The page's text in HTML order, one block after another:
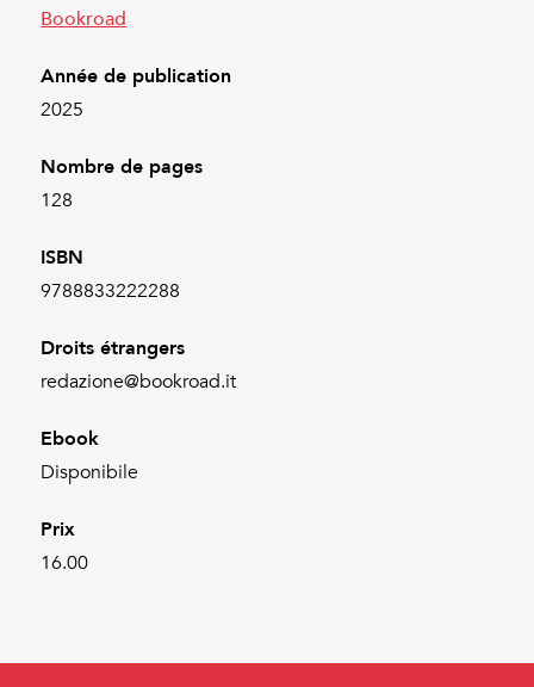
Bookroad
Année de publication
2025
Nombre de pages
128
ISBN
9788833222288
Droits étrangers
redazione@bookroad.it
Ebook
Disponibile
Prix
16.00